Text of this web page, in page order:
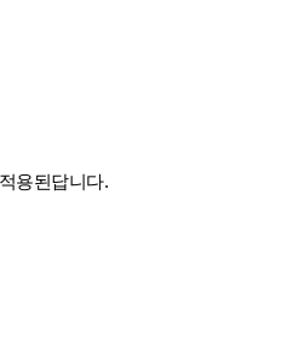
용된답니다.